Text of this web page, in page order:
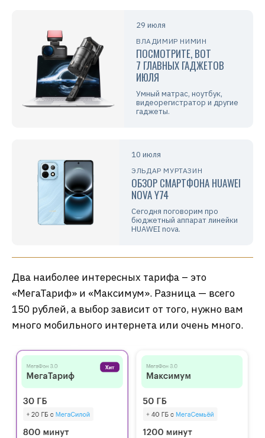
29 июля
ВЛАДИМИР НИМИН
ПОСМОТРИТЕ, ВОТ
7 ГЛАВНЫХ ГАДЖЕТОВ
ИЮЛЯ
Умный матрас, ноутбук,
видеорегистратор и другие
гаджеты.
10 июля
ЭЛЬДАР МУРТАЗИН
ОБЗОР СМАРТФОНА HUAWEI
NOVA Y74
Сегодня поговорим про
бюджетный аппарат линейки
HUAWEI nova.
Два наиболее интересных тарифа – это
«МегаТариф» и «Максимум». Разница — всего
150 рублей, а выбор зависит от того, нужно вам
много мобильного интернета или очень много.